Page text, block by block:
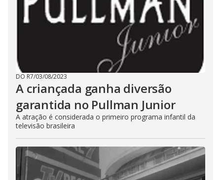
DO R7/03/08/2023
A criançada ganha diversão
garantida no Pullman Junior
A atração é considerada o primeiro programa infantil da
televisão brasileira